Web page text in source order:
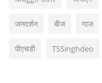
जनदर्शन बीज गाज
पीएचडी TSSinghdeo